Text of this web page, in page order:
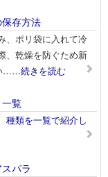
存方法
、ポリ袋に入れて冷
、乾燥を防ぐため新
……続きを読む
覧
種類を一覧で紹介し
パラ